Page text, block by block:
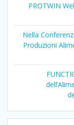
PROTWIN
Nella
Produzioni